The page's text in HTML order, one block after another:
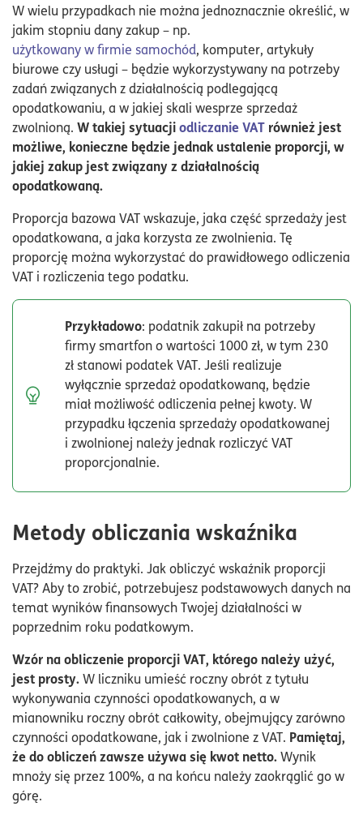
W wielu przypadkach nie można jednoznacznie określić, w
jakim stopniu dany zakup – np.
użytkowany w firmie samochód, komputer, artykuły
biurowe czy usługi – będzie wykorzystywany na potrzeby
zadań związanych z działalnością podlegającą
opodatkowaniu, a w jakiej skali wesprze sprzedaż
zwolnioną. W takiej sytuacjiodliczanie VAT również jest
możliwe, konieczne będzie jednak ustalenie proporcji, w
jakiej zakup jest związany z działalnością
opodatkowaną.
Proporcja bazowa VAT wskazuje, jaka część sprzedaży jest
opodatkowana, a jaka korzysta ze zwolnienia. Tę
proporcję można wykorzystać do prawidłowego odliczenia
VAT i rozliczenia tego podatku.
Przykładowo: podatnik zakupił na potrzeby
firmy smartfon o wartości 1000 zł, w tym 230
zł stanowi podatek VAT. Jeśli realizuje
wyłącznie sprzedaż opodatkowaną, będzie
miał możliwość odliczenia pełnej kwoty. W
przypadku łączenia sprzedaży opodatkowanej
i zwolnionej należy jednak rozliczyć VAT
proporcjonalnie.
Metody obliczania wskaźnika
Przejdźmy do praktyki. Jak obliczyć wskaźnik proporcji
VAT? Aby to zrobić, potrzebujesz podstawowych danych na
temat wyników finansowych Twojej działalności w
poprzednim roku podatkowym.
Wzór na obliczenie proporcji VAT, którego należy użyć,
jest prosty.W liczniku umieść roczny obrót z tytułu
wykonywania czynności opodatkowanych, a w
mianowniku roczny obrót całkowity, obejmujący zarówno
czynności opodatkowane, jak i zwolnione z VAT. Pamiętaj,
że do obliczeń zawsze używa się kwot netto.Wynik
mnoży się przez 100%, a na końcu należy zaokrąglić go w
górę.